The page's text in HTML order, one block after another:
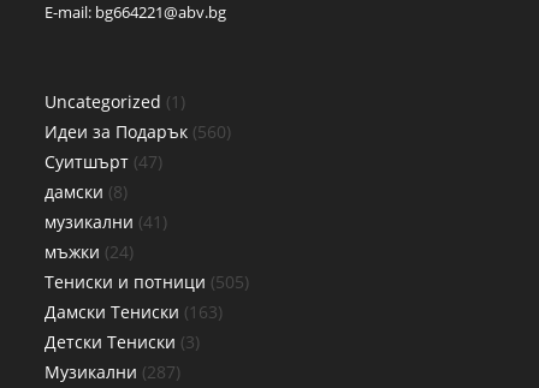
E-mail: bg664221@abv.bg
Uncategorized 1
Идеи за Подарък 560
Суитшърт 47
дамски 8
музикални 41
мъжки 24
Тениски и потници 505
Дамски Тениски 163
Детски Тениски 3
Музикални 287